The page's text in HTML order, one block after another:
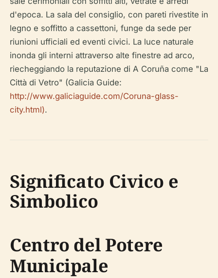
d'epoca. La sala del consiglio, con pareti rivestite in
legno e soffitto a cassettoni, funge da sede per
riunioni ufficiali ed eventi civici. La luce naturale
inonda gli interni attraverso alte finestre ad arco,
riecheggiando la reputazione di A Coruña come "La
Città di Vetro" (Galicia Guide:
http://www.galiciaguide.com/Coruna-glass-
city.html).
Significato Civico e
Simbolico
Centro del Potere
Municipale